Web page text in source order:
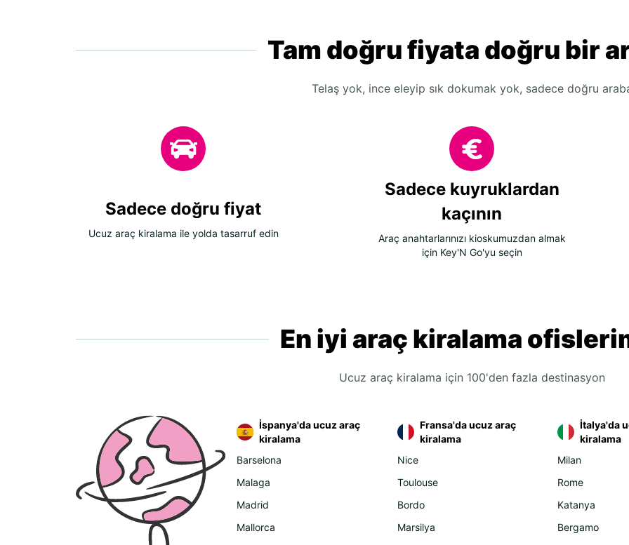
Tam doğru fiyata doğru bir
Telaş yok, ince eleyip sık dokumak yok, sadece doğru
Sadece doğru fiyat
Ucuz araç kiralama ile yolda tasarruf edin
Sadece kuyruklardan
kaçının
Araç anahtarlarınızı kioskumuzdan almak
için Key'N Go'yu seçin
En iyi araç kiralama
Ucuz araç kiralama için 100'den fazla destinasyon
İspanya'da ucuz araç
kiralama
Barselona
Malaga
Madrid
Mallorca
Fransa'da ucuz araç
kiralama
Nice
Toulouse
Bordo
Marsilya
İtalya'da
kiralama
Milan
Rome
Katanya
Bergamo